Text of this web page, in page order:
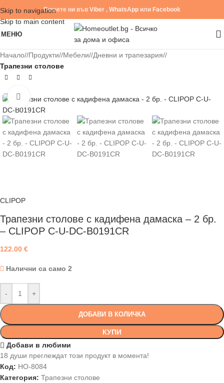
Skip to navigation
Skip to main content
Пишете ни във Viber , WhatsApp или Facebook
МЕНЮ
Начало/ Продукти/ Мебели/ Дневни и трапезария/
Трапезни столове
Click to enlarge
CLIPOP
Трапезни столове с кадифена дамаска – 2 бр.
– CLIPOP C-U-DC-B0191CR
122.00 €
Налични са само 2
- +
ДОБАВИ В КОЛИЧКА
КУПИ
Добави в любими
18 души преглеждат този продукт в момента!
Код: HO-8084
Категория: Трапезни столове